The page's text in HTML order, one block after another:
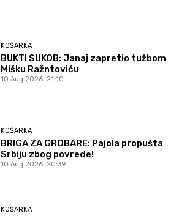
KOŠARKA
BUKTI SUKOB: Janaj zapretio tužbom
Mišku Ražntoviću
10 Aug 2026. 21:10
KOŠARKA
BRIGA ZA GROBARE: Pajola propušta
Srbiju zbog povrede!
10 Aug 2026. 20:39
KOŠARKA